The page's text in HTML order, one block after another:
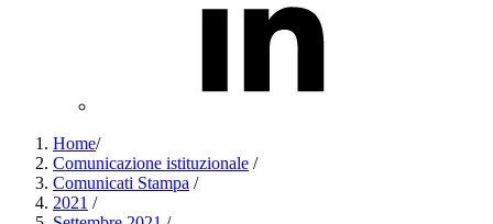
Home/
Comunicazione istituzionale /
Comunicati Stampa /
2021 /